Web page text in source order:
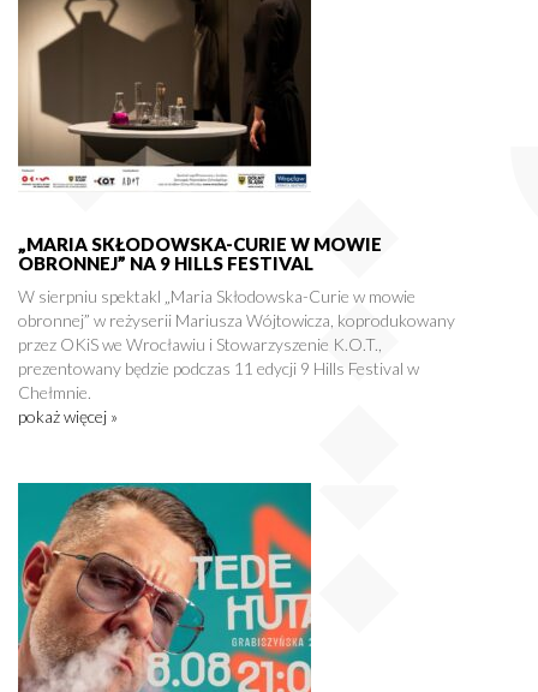
„MARIA SKŁODOWSKA-CURIE W MOWIE
OBRONNEJ” NA 9 HILLS FESTIVAL
W sierpniu spektakl „Maria Skłodowska-Curie w mowie
obronnej” w reżyserii Mariusza Wójtowicza, koprodukowany
przez OKiS we Wrocławiu i Stowarzyszenie K.O.T.,
prezentowany będzie podczas 11 edycji 9 Hills Festival w
Chełmnie.
pokaż więcej »